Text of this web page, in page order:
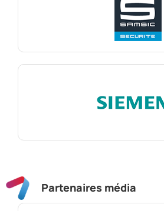
Partenaires média